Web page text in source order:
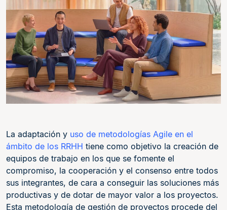
La adaptación y uso de metodologías Agile en el
ámbito de los RRHH tiene como objetivo la creación de
equipos de trabajo en los que se fomente el
compromiso, la cooperación y el consenso entre todos
sus integrantes, de cara a conseguir las soluciones más
productivas y de dotar de mayor valor a los proyectos.
Esta metodología de gestión de proyectos procede del